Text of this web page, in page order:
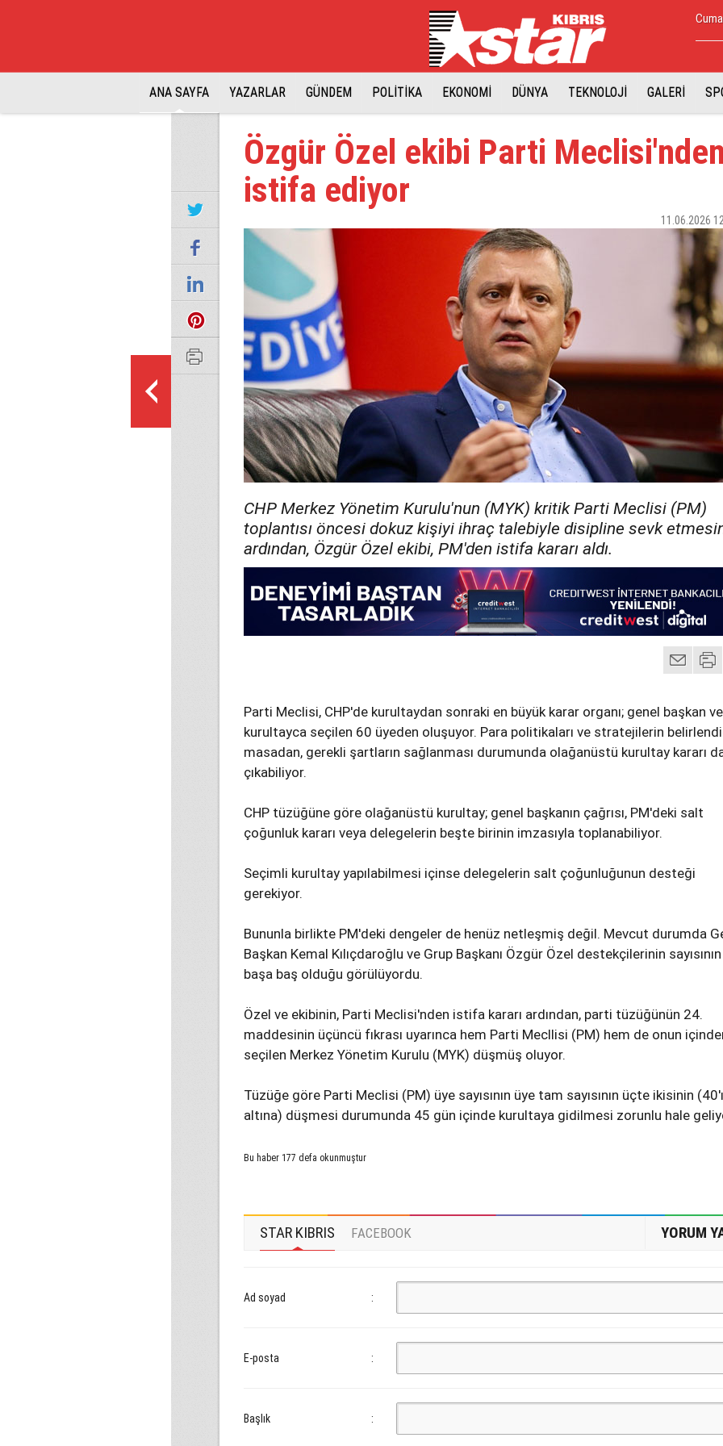
ANA SAYFA YAZARLAR GÜNDEM POLİTİKA EKONOMİ DÜNYA TEKNOLOJİ GALERİ
Özgür Özel ekibi Parti Meclisi'nden
istifa ediyor
11.06.2026
CHP Merkez Yönetim Kurulu'nun (MYK) kritik Parti Meclisi (PM)
toplantısı öncesi dokuz kişiyi ihraç talebiyle disipline sevk
ardından, Özgür Özel ekibi, PM'den istifa kararı aldı.
Parti Meclisi, CHP'de kurultaydan sonraki en büyük karar organı; genel başkan ve
kurultayca seçilen 60 üyeden oluşuyor. Para politikaları ve stratejilerin
masadan, gerekli şartların sağlanması durumunda olağanüstü kurultay kararı
çıkabiliyor.
CHP tüzüğüne göre olağanüstü kurultay; genel başkanın çağrısı, PM'deki salt
çoğunluk kararı veya delegelerin beşte birinin imzasıyla toplanabiliyor.
Seçimli kurultay yapılabilmesi içinse delegelerin salt çoğunluğunun desteği
gerekiyor.
Bununla birlikte PM'deki dengeler de henüz netleşmiş değil. Mevcut durumda
Başkan Kemal Kılıçdaroğlu ve Grup Başkanı Özgür Özel destekçilerinin sayısının
başa baş olduğu görülüyordu.
Özel ve ekibinin, Parti Meclisi'nden istifa kararı ardından, parti tüzüğünün 24.
maddesinin üçüncü fıkrası uyarınca hem Parti Mecllisi (PM) hem de onun
seçilen Merkez Yönetim Kurulu (MYK) düşmüş oluyor.
Tüzüğe göre Parti Meclisi (PM) üye sayısının üye tam sayısının üçte ikisinin
altına) düşmesi durumunda 45 gün içinde kurultaya gidilmesi zorunlu hale
Bu haber 177 defa okunmuştur
STAR KIBRIS FACEBOOK YORUM
Ad soyad :
E-posta :
Başlık :